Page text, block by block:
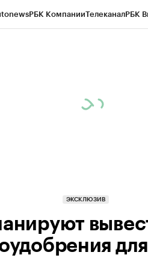
РБК КомпанииТелеканалРБК
ЭКСКЛЮЗИВ